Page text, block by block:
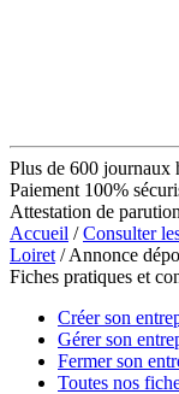
Plus de 600 journaux
Paiement 100%
Attestation de
Accueil /Consulter
Loiret / Annonce
Fiches pratiques et
Créer son
Gérer son
Fermer son
Toutes nos